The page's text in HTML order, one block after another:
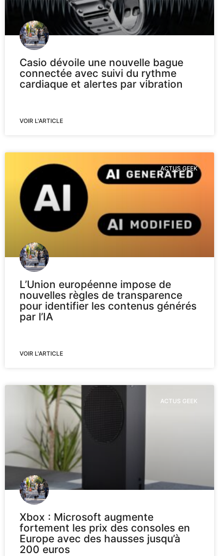
Casio dévoile une nouvelle bague
connectée avec suivi du rythme
cardiaque et alertes par vibration
VOIR L'ARTICLE
ACTUS GEEK
L’Union européenne impose de
nouvelles règles de transparence
pour identifier les contenus générés
par l’IA
VOIR L'ARTICLE
ACTUS GEEK
Xbox : Microsoft augmente
fortement les prix des consoles en
Europe avec des hausses jusqu’à
200 euros